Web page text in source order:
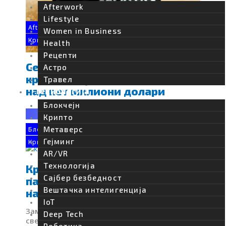
Afterwork
Lifestyle
Women in Business
Health
Рецепти
Астро
Травел
Технологија
Блокчејн
Крипто
Метаверс
Гејминг
AR/VR
Tехнологија
Сајбер безбедност
Вештачка интелигенција
IoT
Deep Tech
Afterwork
Крипто
Сервис овозможил кражба на
криптовалути во вредност од
над пет милиони долари
Webmind Редакција
Блокчејн
Крипто
Крипто staking: Заработка на
пасивен приход со поддршка
на блокчејн мрежи
Замислете дека неодамна сте влегле во
светот на криптовалутите, возбудени од